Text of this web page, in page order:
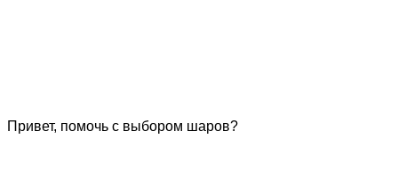
Привет, помочь с выбором шаров?